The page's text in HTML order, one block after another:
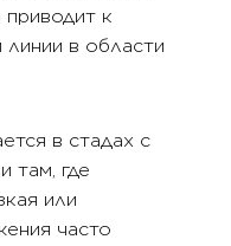
к
в области
в стадах с
там, где
или
часто